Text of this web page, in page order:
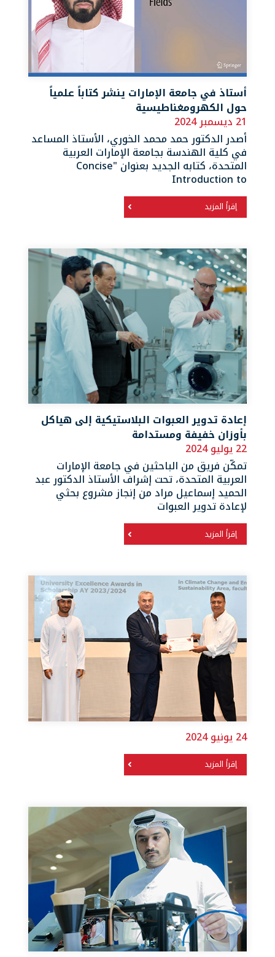
أستاذ في جامعة الإمارات ينشر كتاباً علمياً
حول الكهرومغناطيسية
21 ديسمبر 2024
أصدر الدكتور حمد محمد الخوري، الأستاذ المساعد
في كلية الهندسة بجامعة الإمارات العربية
المتحدة، كتابه الجديد بعنوان "Concise
Introduction to
إقرأ المزيد
إعادة تدوير العبوات البلاستيكية إلى هياكل
بأوزان خفيفة ومستدامة
22 يوليو 2024
تمكّن فريق من الباحثين في جامعة الإمارات
العربية المتحدة، تحت إشراف الأستاذ الدكتور عبد
الحميد إسماعيل مراد من إنجاز مشروع بحثي
لإعادة تدوير العبوات
إقرأ المزيد
24 يونيو 2024
إقرأ المزيد